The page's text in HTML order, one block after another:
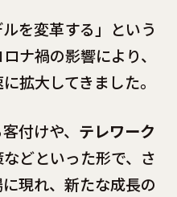
を変革する」という
ナ禍の影響により、
拡大してきました。
付けや、 テレワーク
どといった形で、さ
現れ、新たな成長の